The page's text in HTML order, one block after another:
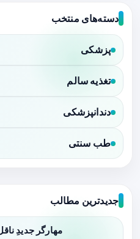
دسته‌های منتخب
پزشکی
تغذیه سالم
دندانپزشکی
طب سنتی
جدیدترین مطالب